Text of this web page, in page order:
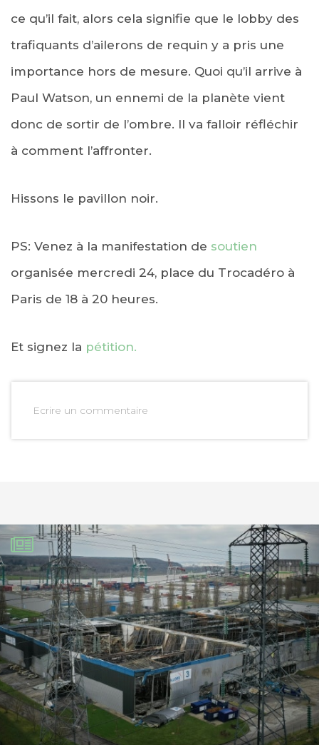
ce qu’il fait, alors cela signifie que le lobby des
trafiquants d’ailerons de requin y a pris une
importance hors de mesure. Quoi qu’il arrive à
Paul Watson, un ennemi de la planète vient
donc de sortir de l’ombre. Il va falloir réfléchir
à comment l’affronter.
Hissons le pavillon noir.
PS: Venez à la manifestation de soutien
organisée mercredi 24, place du Trocadéro à
Paris de 18 à 20 heures.
Et signez la pétition.
Ecrire un commentaire